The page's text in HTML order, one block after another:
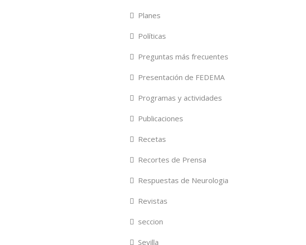
Planes
Políticas
Preguntas más frecuentes
Presentación de FEDEMA
Programas y actividades
Publicaciones
Recetas
Recortes de Prensa
Respuestas de Neurologia
Revistas
seccion
Sevilla